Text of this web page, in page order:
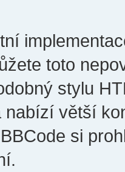
toto
stylu
nabízí větší
si